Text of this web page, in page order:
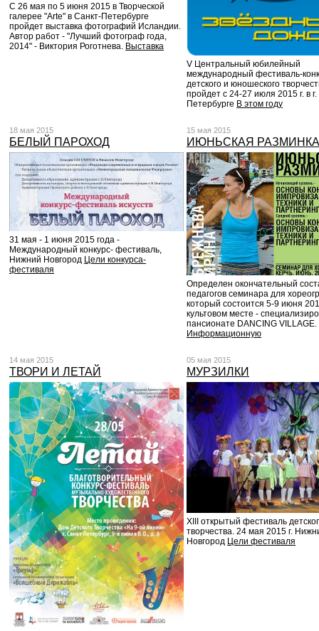
С 26 мая по 5 июня 2015 в Творческой
галерее "Arte" в Санкт-Петербурге
пройдет выставка фотографий Исландии.
Автор работ - "Лучший фотограф года,
2014" - Виктория Роготнева. Выставка
V Центральный юбилейный
международный фестиваль-
детского и юношеского
пройдет с 24-27 июля 2015 г. в
Петербурге В этом году
18 мая 2015
БЕЛЫЙ ПАРОХОД
31 мая - 1 июня 2015 года -
Международный конкурс- фестиваль,
Нижний Новгород Цели конкурса-
фестиваля
15 мая 2015
ИЮНЬСКАЯ РАЗМИНКА
Определен окончательный
педагогов семинара для
который состоится 5-9 июня
культовом месте -
пансионате DANCING VILLAGE.
Информационную
14 мая 2015
ТВОРИ И ЛЕТАЙ
05 мая 2015
МУРЗИЛКИ
XIII открытый фестиваль
творчества. 24 мая 2015 г.
Новгород Цели фестиваля